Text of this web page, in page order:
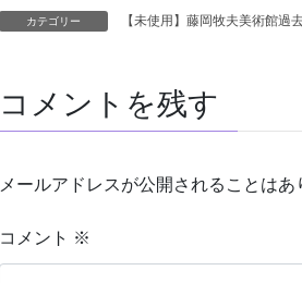
カテゴリー 【未使用】藤岡牧夫美術館過
コメントを残す
メールアドレスが公開されることはあ
コメント ※